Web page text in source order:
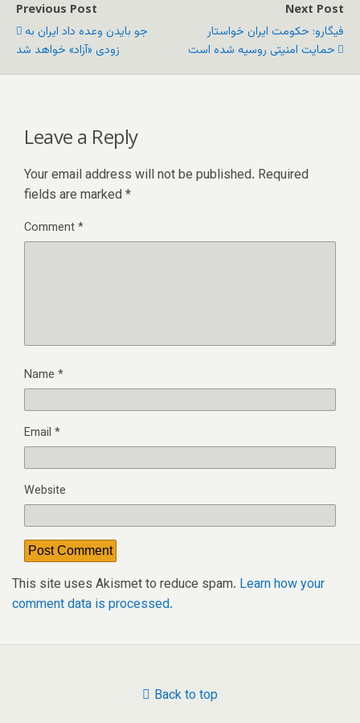
Previous Post
جو بایدن وعده داد ایران به
زودی «آزاد» خواهد شد
Next Post
فیگارو: حکومت ایران خواستار
حمایت امنیتی روسیه شده است
Leave a Reply
Your email address will not be published. Required
fields are marked *
Comment*
Name *
Email *
Website
This site uses Akismet to reduce spam. Learn how your
comment data is processed.
Back to top